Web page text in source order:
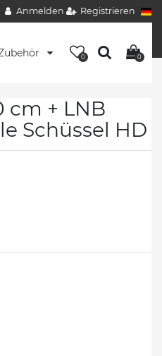
Anmelden Registrieren
0 0
cm + LNB
Schüssel HD